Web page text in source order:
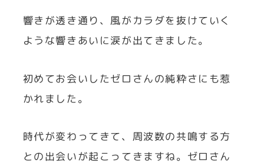
響きが透き通り、風がカラダを抜けていく
ような響きあいに涙が出てきました。
初めてお会いしたゼロさんの純粋さにも惹
かれました。
時代が変わってきて、周波数の共鳴する方
との出会いが起こってきますね。ゼロさん